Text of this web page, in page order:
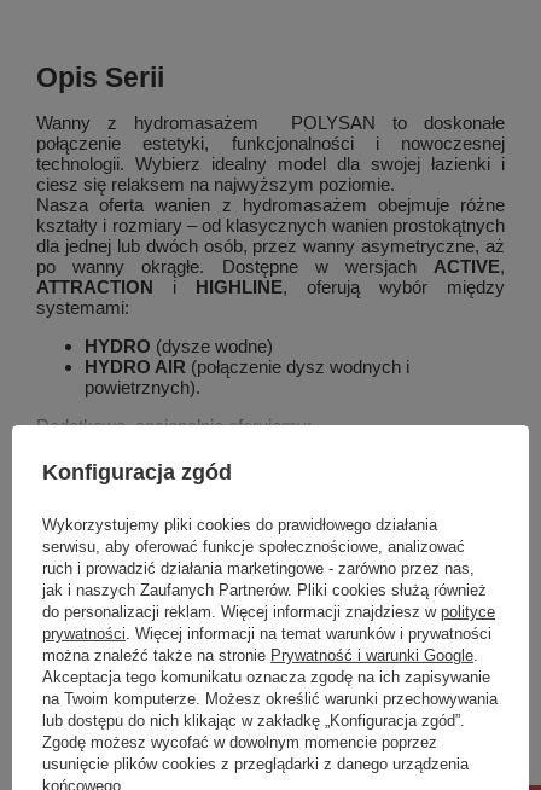
Opis Serii
Wanny z hydromasażem POLYSAN to doskonałe
połączenie estetyki, funkcjonalności i nowoczesnej
technologii. Wybierz idealny model dla swojej łazienki i
ciesz się relaksem na najwyższym poziomie.
Nasza oferta wanien z hydromasażem obejmuje różne
kształty i rozmiary – od klasycznych wanien prostokątnych
dla jednej lub dwóch osób, przez wanny asymetryczne, aż
po wanny okrągłe. Dostępne w wersjach ACTIVE,
ATTRACTION i HIGHLINE, oferują wybór między
systemami:
HYDRO (dysze wodne)
HYDRO AIR (połączenie dysz wodnych i
powietrznych).
Dodatkowo, opcjonalnie oferujemy:
Coloroterapię– dla relaksu i stworzenia wyjątkowej
atmosfery.
praktyczne rozwiązanie.
Wszystkie systemy hydromasażu dostępne są w kolorach:
chrom,biały orazczarny– bez różnicy w cenie.
Możliwość wykonania wanny w
kolorach:
Dopłata 30 % do ceny za białą wannę:
Pokaż więcej
Marka Polysan
Podmiot odpowiedzialny za ten
produkt na terenie UE
UBC s.r.o. Więcej
Symbol 87111.5010
Potrzebujesz pomocy? Masz pytania?
Zadaj pytanie a my odpowiemy niezwłocznie,
najciekawsze pytania i odpowiedzi publikując
Zadaj pytanie
Konfiguracja zgód
Wykorzystujemy pliki cookies do prawidłowego działania
serwisu, aby oferować funkcje społecznościowe, analizować
ruch i prowadzić działania marketingowe - zarówno przez nas,
jak i naszych Zaufanych Partnerów. Pliki cookies służą również
do personalizacji reklam. Więcej informacji znajdziesz w polityce
prywatności . Więcej informacji na temat warunków i prywatności
można znaleźć także na stronie Prywatność i warunki Google
Akceptacja tego komunikatu oznacza zgodę na ich zapisywanie
na Twoim komputerze. Możesz określić warunki przechowywania
lub dostępu do nich klikając w zakładkę „Konfiguracja zgód”.
Zgodę możesz wycofać w dowolnym momencie poprzez
usunięcie plików cookies z przeglądarki z danego urządzenia
końcowego.